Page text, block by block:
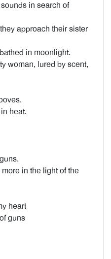
in search of
approach their sister
in moonlight.
woman, lured by scent,
heat.
in the light of the
heart
guns